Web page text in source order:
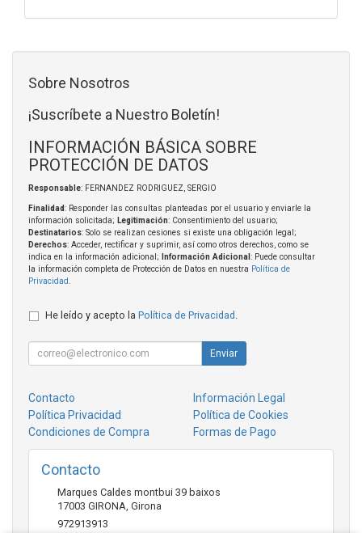
Sobre Nosotros
¡Suscríbete a Nuestro Boletín!
INFORMACIÓN BÁSICA SOBRE
PROTECCIÓN DE DATOS
Responsable: FERNANDEZ RODRIGUEZ, SERGIO
Finalidad: Responder las consultas planteadas por el usuario y enviarle la
información solicitada; Legitimación: Consentimiento del usuario;
Destinatarios: Solo se realizan cesiones si existe una obligación legal;
Derechos: Acceder, rectificar y suprimir, así como otros derechos, como se
indica en la información adicional;
Información Adicional : Puede consultar
la información completa de Protección de Datos en nuestra Política de
Privacidad
He leído y acepto la Política de Privacidad
Enviar
Contacto
Información Legal
Política Privacidad
Política de Cookies
Condiciones de Compra
Formas de Pago
Contacto
Marques Caldes montbui 39 baixos
17003 GIRONA Girona
972913913